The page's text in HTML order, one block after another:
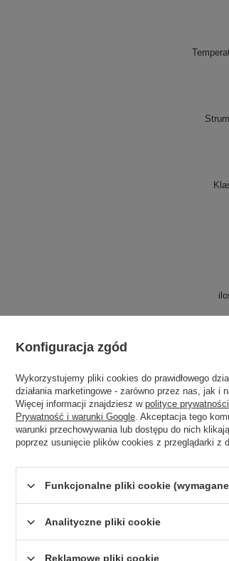
Konfiguracja zgód
Wykorzystujemy pliki cookies do prawidłowego
działania marketingowe - zarówno przez nas, jak i
Więcej informacji znajdziesz w polityce prywatności
Prywatność i warunki Google. Akceptacja tego
warunki przechowywania lub dostępu do nich
poprzez usunięcie plików cookies z przeglądarki z
Funkcjonalne pliki cookie
Analityczne pliki cookie
Reklamowe pliki cookie